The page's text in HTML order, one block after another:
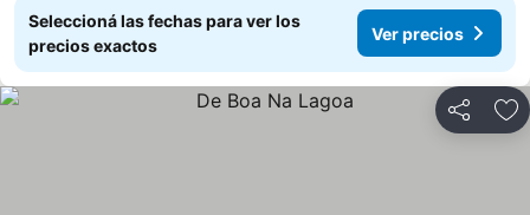
Seleccioná las fechas para ver los
precios exactos
Ver precios
Compartir